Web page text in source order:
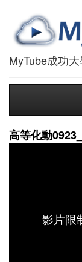
MyTube成功
高等化動
影片限